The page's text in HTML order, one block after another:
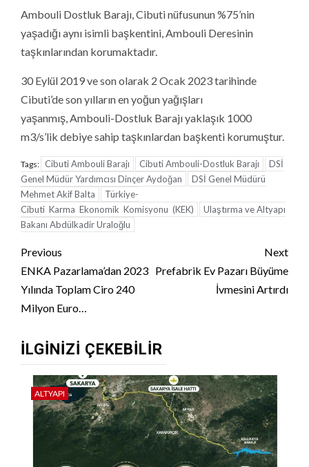
Ambouli Dostluk Barajı, Cibuti nüfusunun %75’nin
yaşadığı aynı isimli başkentini, Ambouli Deresinin
taşkınlarından korumaktadır.
30 Eylül 2019 ve son olarak 2 Ocak 2023 tarihinde
Cibuti’de son yılların en yoğun yağışları
yaşanmış, Ambouli-Dostluk Barajı yaklaşık 1000
m3/s’lik debiye sahip taşkınlardan başkenti korumuştur.
Tags: Cibuti Ambouli Barajı Cibuti Ambouli-Dostluk Barajı
DSİ
Genel Müdür Yardımcısı Dinçer Aydoğan
DSİ Genel Müdürü
Mehmet Akif Balta
Türkiye-
Cibuti Karma Ekonomik Komisyonu (KEK)
Ulaştırma ve Altyapı
Bakanı Abdülkadir Uraloğlu
Continue
Reading
Previous
ENKA Pazarlama’dan 2023
Yılında Toplam Ciro 240
Milyon Euro…
Next
Prefabrik Ev Pazarı Büyüme
İvmesini Artırdı
İLGINIZI ÇEKEBILIR
ALTYAPI